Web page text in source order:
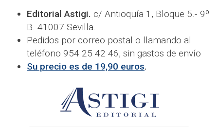
Editorial Astigi. c/ Antioquía 1, Bloque 5.- 9º
B. 41007 Sevilla.
Pedidos por correo postal o llamando al
teléfono 954 25 42 46, sin gastos de envío
Su precio es de 19,90 euros.